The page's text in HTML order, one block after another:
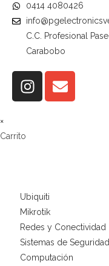
0414 4080426
C.C. Profesional
Carabobo
×
Carrito
Ubiquiti
Mikrotik
Redes y Conectividad
Sistemas de Seguridad
Computación